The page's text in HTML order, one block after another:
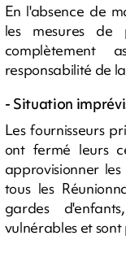
En l'absence de
les mesures de
complètement
responsabilité de
- Situation
Les fournisseurs
ont fermé leurs
approvisionner
tous les
gardes
vulnérables et